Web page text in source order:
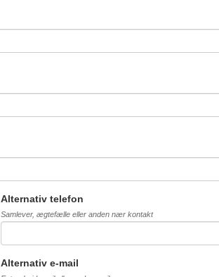
Alternativ telefon
Samlever, ægtefælle eller anden nær kontakt
Alternativ e-mail